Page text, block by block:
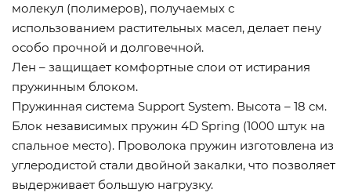
молекул (полимеров), получаемых с
использованием растительных масел, делает пену
особо прочной и долговечной.
Лен – защищает комфортные слои от истирания
пружинным блоком.
Пружинная система Support System. Высота – 18 см.
Блок независимых пружин 4D Spring (1000 штук на
спальное место). Проволока пружин изготовлена из
углеродистой стали двойной закалки, что позволяет
выдерживает большую нагрузку.